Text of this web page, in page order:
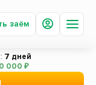
заём
7 дней
000 ₽
онлайн-переводом